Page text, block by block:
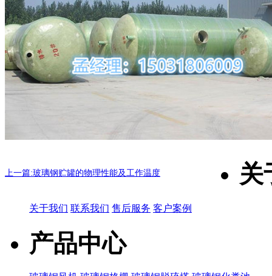
上一篇:玻璃钢贮罐的物理性能及工作温度 关
关于我们 联系我们 售后服务 客户案例
产品中心